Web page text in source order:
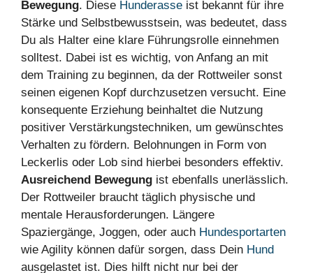
Bewegung. Diese Hunderasse ist bekannt für ihre
Stärke und Selbstbewusstsein, was bedeutet, dass
Du als Halter eine klare Führungsrolle einnehmen
solltest. Dabei ist es wichtig, von Anfang an mit
dem Training zu beginnen, da der Rottweiler sonst
seinen eigenen Kopf durchzusetzen versucht. Eine
konsequente Erziehung beinhaltet die Nutzung
positiver Verstärkungstechniken, um gewünschtes
Verhalten zu fördern. Belohnungen in Form von
Leckerlis oder Lob sind hierbei besonders effektiv.
Ausreichend Bewegung ist ebenfalls unerlässlich.
Der Rottweiler braucht täglich physische und
mentale Herausforderungen. Längere
Spaziergänge, Joggen, oder auch Hundesportarten
wie Agility können dafür sorgen, dass Dein Hund
ausgelastet ist. Dies hilft nicht nur bei der